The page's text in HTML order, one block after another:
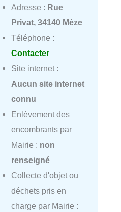
Adresse : Rue
Privat, 34140 Mèze
Téléphone :
Contacter
Site internet :
Aucun site internet
connu
Enlèvement des
encombrants par
Mairie : non
renseigné
Collecte d'objet ou
déchets pris en
charge par Mairie :